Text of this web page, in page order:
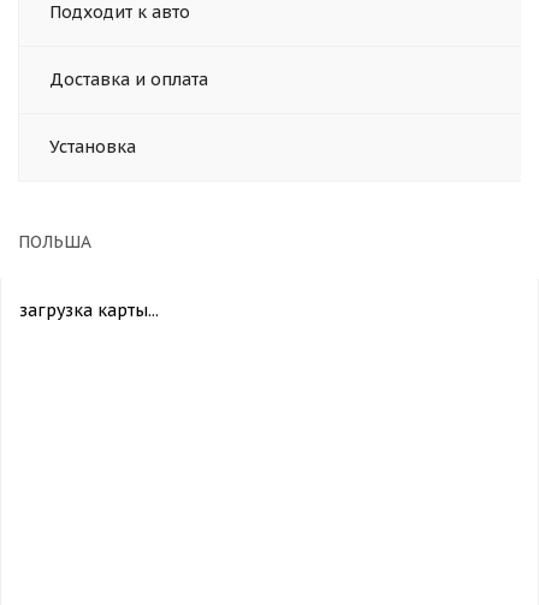
Подходит к авто
Доставка и оплата
Установка
ПОЛЬША
загрузка карты...